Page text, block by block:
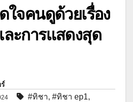
ใจคนดูด้วยเรื่อง
ะการแสดงสุด
#ทิชา, #ทิชา ep1,